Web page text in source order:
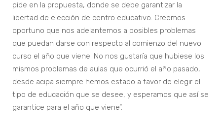
pide en la propuesta, donde se debe garantizar la
libertad de elección de centro educativo. Creemos
oportuno que nos adelantemos a posibles problemas
que puedan darse con respecto al comienzo del nuevo
curso el año que viene. No nos gustaría que hubiese los
mismos problemas de aulas que ocurrió el año pasado,
desde acipa siempre hemos estado a favor de elegir el
tipo de educación que se desee, y esperamos que así se
garantice para el año que viene”.